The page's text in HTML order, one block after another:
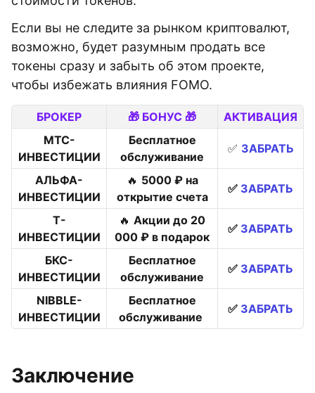
Если вы не следите за рынком криптовалют,
возможно, будет разумным продать все
токены сразу и забыть об этом проекте,
чтобы избежать влияния FOMO.
БРОКЕР 🎁 БОНУС 🎁
АКТИВАЦИЯ
МТС-
ИНВЕСТИЦИИ
Бесплатное
обслуживание
✅ ЗАБРАТЬ
АЛЬФА-
ИНВЕСТИЦИИ
🔥 5000 ₽ на
открытие счета
✅ ЗАБРАТЬ
Т-
ИНВЕСТИЦИИ
🔥 Акции до 20
000 ₽ в подарок
✅ ЗАБРАТЬ
БКС-
ИНВЕСТИЦИИ
Бесплатное
обслуживание
✅ ЗАБРАТЬ
NIBBLE-
ИНВЕСТИЦИИ
Бесплатное
обслуживание
✅ ЗАБРАТЬ
Заключение